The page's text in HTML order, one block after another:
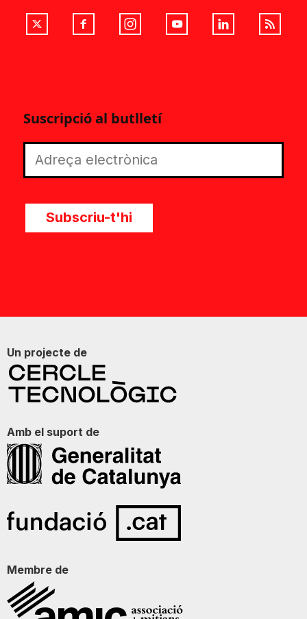
Suscripció al butlletí
Subscriu-t'hi
Un projecte de
Amb el suport de
Membre de